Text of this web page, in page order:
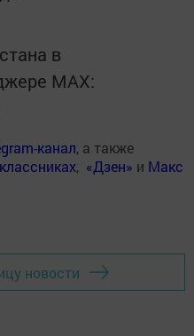
в
MАХ:
канал, а также
, «Дзен» и Макс
новости